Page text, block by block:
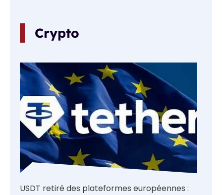
Crypto
USDT retiré des plateformes européennes :